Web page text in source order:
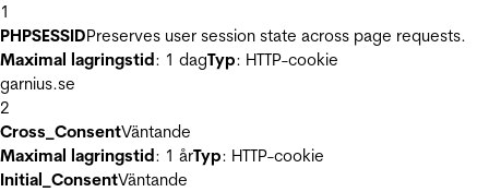
1
PHPSESSIDPreserves user session state across page requests.
Maximal lagringstid: 1 dagTyp: HTTP-cookie
garnius.se
2
Cross_ConsentVäntande
Maximal lagringstid: 1 årTyp: HTTP-cookie
Initial_ConsentVäntande